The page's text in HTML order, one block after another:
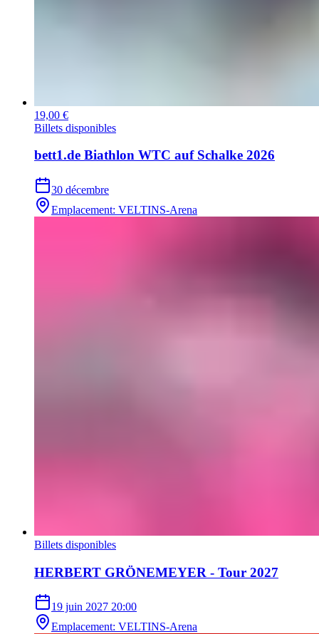
19,00 €
Billets disponibles
bett1.de Biathlon WTC auf Schalke 2026
30 décembre
Emplacement: VELTINS-Arena
Billets disponibles
HERBERT GRÖNEMEYER - Tour 2027
19 juin 2027 20:00
Emplacement: VELTINS-Arena